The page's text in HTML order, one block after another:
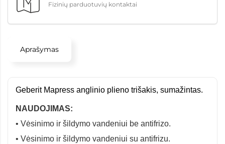
Fizinių parduotuvių kontaktai
Aprašymas
Geberit Mapress anglinio plieno trišakis, sumažintas.
NAUDOJIMAS:
• Vėsinimo ir šildymo vandeniui be antifrizo.
• Vėsinimo ir šildymo vandeniui su antifrizu.